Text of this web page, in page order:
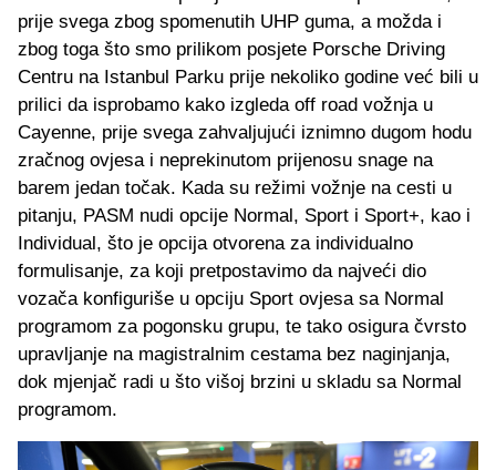
prije svega zbog spomenutih UHP guma, a možda i
zbog toga što smo prilikom posjete Porsche Driving
Centru na Istanbul Parku prije nekoliko godine već bili u
prilici da isprobamo kako izgleda off road vožnja u
Cayenne, prije svega zahvaljujući iznimno dugom hodu
zračnog ovjesa i neprekinutom prijenosu snage na
barem jedan točak. Kada su režimi vožnje na cesti u
pitanju, PASM nudi opcije Normal, Sport i Sport+, kao i
Individual, što je opcija otvorena za individualno
formulisanje, za koji pretpostavimo da najveći dio
vozača konfiguriše u opciju Sport ovjesa sa Normal
programom za pogonsku grupu, te tako osigura čvrsto
upravljanje na magistralnim cestama bez naginjanja,
dok mjenjač radi u što višoj brzini u skladu sa Normal
programom.